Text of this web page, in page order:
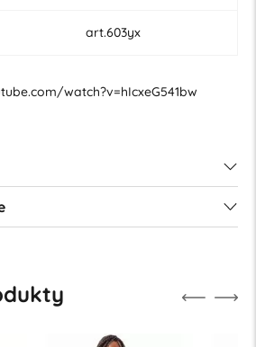
art.603yx
watch?v=hIcxeG541bw